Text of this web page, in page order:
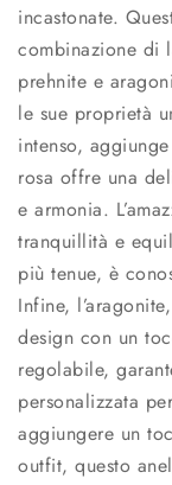
incastonate.
combinazione di
prehnite e
le sue proprietà
intenso,
rosa offre una
e armonia.
tranquillità e
più tenue, è
Infine,
design con un
regolabile,
personalizzata
aggiungere un
outfit, questo